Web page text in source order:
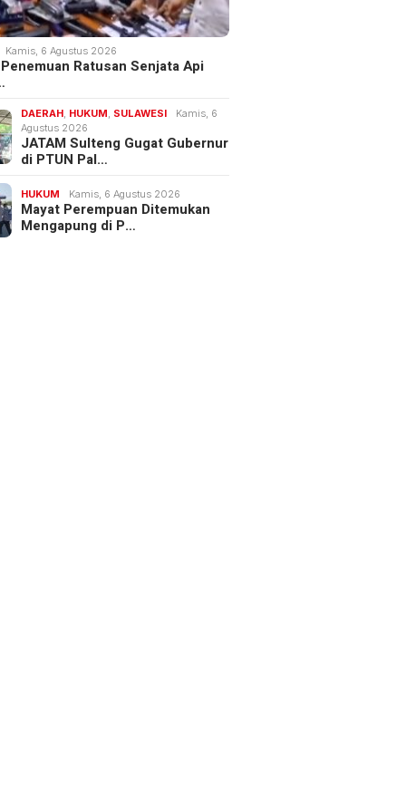
Kamis, 6 Agustus 2026
Ratusan Senjata Api
DAERAH, HUKUM, SULAWESI
Kamis, 6
Agustus 2026
JATAM Sulteng Gugat Gubernur
di PTUN Pal…
HUKUM Kamis, 6 Agustus 2026
Mayat Perempuan Ditemukan
Mengapung di P…